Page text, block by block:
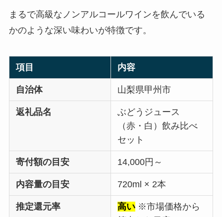
まるで高級なノンアルコールワインを飲んでいる
かのような深い味わいが特徴です。
項目 内容
自治体 山梨県甲州市
返礼品名
ぶどうジュース
（赤・白）飲み比べ
セット
寄付額の目安 14,000円～
内容量の目安 720ml × 2本
推定還元率 高い ※市場価格から